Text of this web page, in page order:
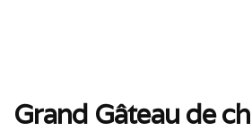
Grand Gâteau de